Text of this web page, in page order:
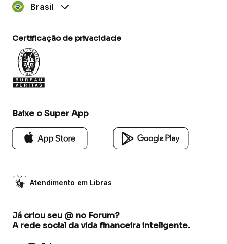
Brasil
Certificação de privacidade
Baixe o Super App
Atendimento em Libras
Já criou seu @ no Forum?
A rede social da vida financeira inteligente.